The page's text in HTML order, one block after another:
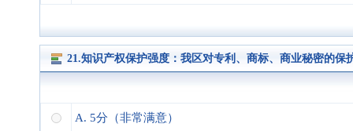
21.知识产权保护强度：我区对专利、商标、商业秘密的
A. 5分（非常满意）